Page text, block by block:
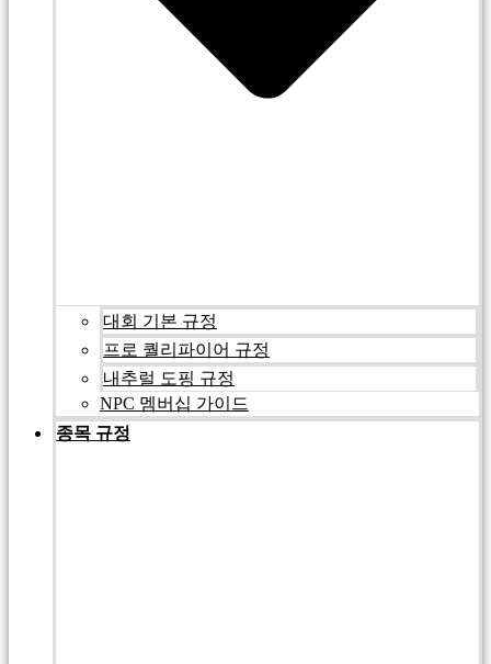
대회 기본 규정
프로 퀄리파이어 규정
내추럴 도핑 규정
NPC 멤버십 가이드
종목 규정